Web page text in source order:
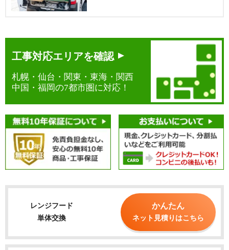
工事対応エリアを確認
札幌・仙台・関東・東海・関西
中国・福岡の7都市圏に対応！
レンジフード
単体交換
かんたん
ネット見積りはこちら